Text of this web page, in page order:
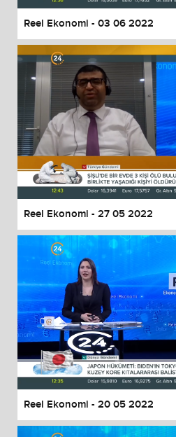
Reel Ekonomi - 03 06 2022
Reel Ekonomi - 27 05 2022
Reel Ekonomi - 20 05 2022